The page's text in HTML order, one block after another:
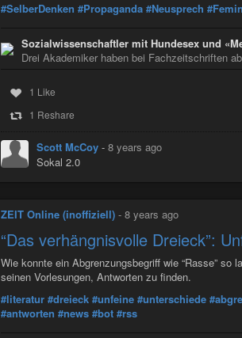
#SelberDenken #Propaganda #Neusprech
Sozialwissenschaftler mit Hundesex und
Drei Akademiker haben bei Fachzeitschriften
1 Like
1 Reshare
Scott McCoy - 8 years ago
Sokal 2.0
ZEIT Online (inoffiziell) - 8 years ago
“Das verhängnisvolle Dreieck”:
Wie konnte ein Abgrenzungsbegriff wie “Rasse”
seinen Vorlesungen, Antworten zu finden.
#literatur #dreieck #unfeine #unterschiede
#antworten #news #bot #rss